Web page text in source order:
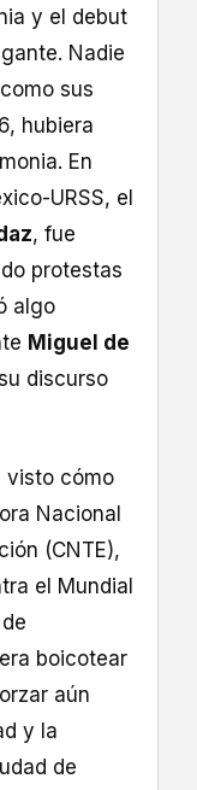
y el debut
Nadie
sus
hubiera
En
URSS, el
, fue
protestas
algo
Miguel de
discurso
visto cómo
Nacional
(CNTE),
el Mundial
boicotear
aún
y la
de